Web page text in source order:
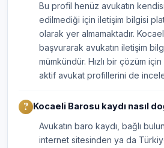
Bu profil henüz avukatın
edilmediği için iletişim bilgisi
olarak yer almamaktadır.
başvurarak avukatın iletişim
mümkündür. Hızlı bir çözüm
aktif avukat profillerini de
Kocaeli Barosu kaydı nasıl
Avukatın baro kaydı, bağlı
internet sitesinden ya da